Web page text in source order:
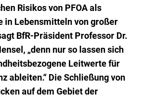
Risikos von PFOA als
in Lebensmitteln von großer
BfR-Präsident Professor Dr.
„denn nur so lassen sich
Leitwerte für
ableiten.“ Die Schließung von
auf dem Gebiet der